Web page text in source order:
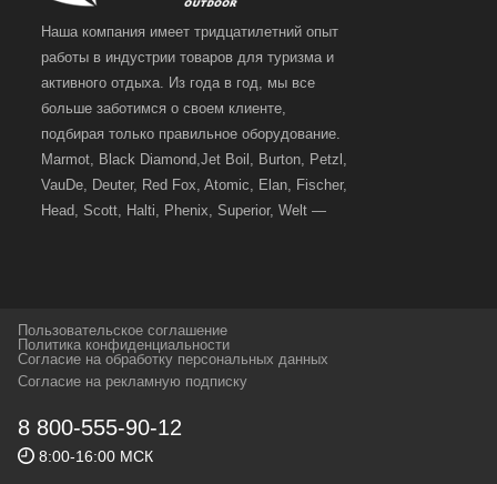
У нас вы сможете купить горнолыжное снаряжение
подходящего для вас уровня, как в городе Пермь, так и
заказать горнолыжное снаряжение через сайт.
Также у нас есть большой выбор сопутствующего
горнолыжного снаряжение: горнолыжные ботинки,
горнолыжные палки, горнолыжные маски и шлемы.
Различные системы транспортировки горнолыжного
снаряжения - чехлы, гермомешки и сумки для ботинок
и рюкзаки.
Наша компания имеет тридцатилетний опыт
работы в индустрии товаров для туризма и
активного отдыха. Из года в год, мы все
больше заботимся о своем клиенте,
подбирая только правильное оборудование.
Marmot, Black Diamond,Jet Boil, Burton, Petzl,
VauDe, Deuter, Red Fox, Atomic, Elan, Fischer,
Head, Scott, Halti, Phenix, Superior, Welt —
и взыскательных путешественников,
спортсменов и отдыхающих.
Геннадьевич
ИНН 590300057023 ОГРН 304590319000121
Пользовательское соглашение
Политика конфиденциальности
Согласие на обработку персональных данных
Согласие на рекламную подписку
8 800-555-90-12
8:00-16:00 МСК